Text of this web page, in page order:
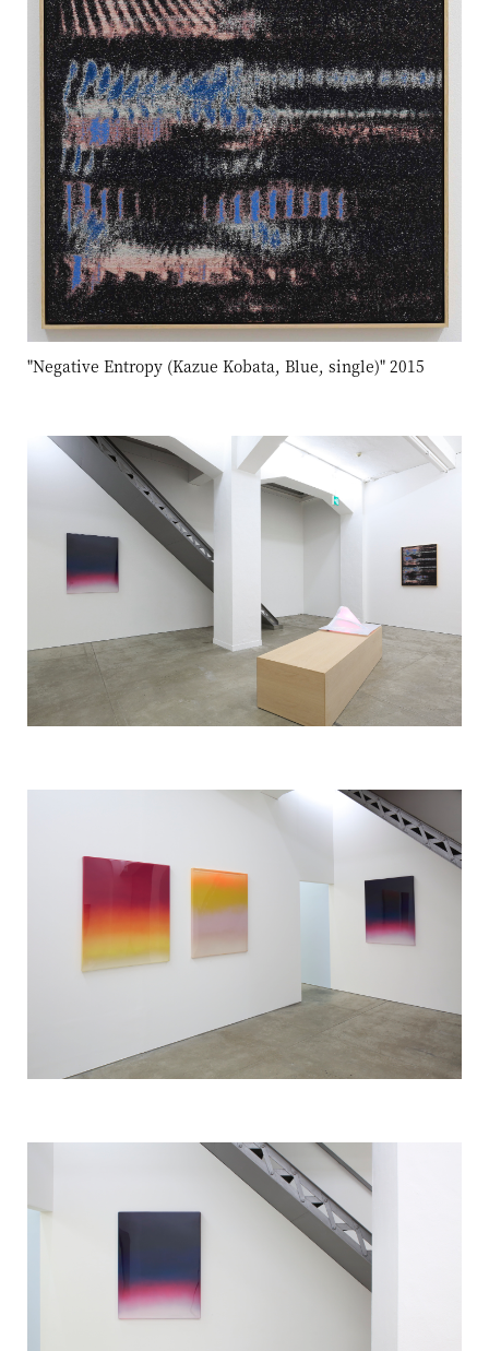
"Negative Entropy (Kazue Kobata, Blue, single)" 2015